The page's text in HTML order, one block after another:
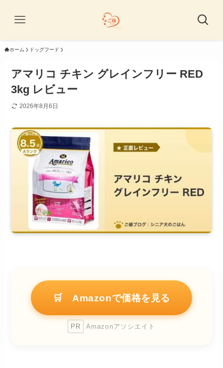
ホーム ドッグフード
アマリコ チキン グレインフリー RED
3kg レビュー
2026年8月6日
🛒 Amazonで価格を見る
PR Amazonアソシエイト